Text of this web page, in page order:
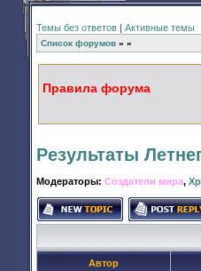
Темы без ответов | Активные темы
Список форумов » »
Правила форума
Результаты
Модераторы: Создатели мира,
Начать новую
Автор